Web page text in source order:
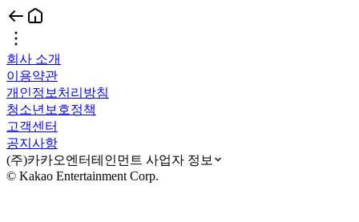
회사 소개
이용약관
개인정보처리방침
청소년보호정책
고객센터
공지사항
(주)카카오엔터테인먼트 사업자 정보
© Kakao Entertainment Corp.